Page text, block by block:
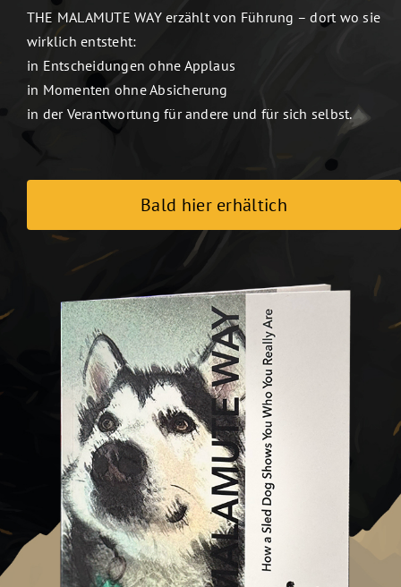
THE MALAMUTE WAY erzählt von Führung – dort wo sie
wirklich entsteht:
in Entscheidungen ohne Applaus
in Momenten ohne Absicherung
in der Verantwortung für andere und für sich selbst.
Bald hier erhältich